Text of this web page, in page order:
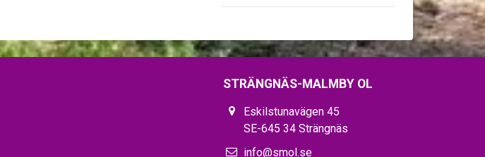
STRÄNGNÄS-MALMBY OL
Eskilstunavägen 45
SE-645 34 Strängnäs
info@smol.se